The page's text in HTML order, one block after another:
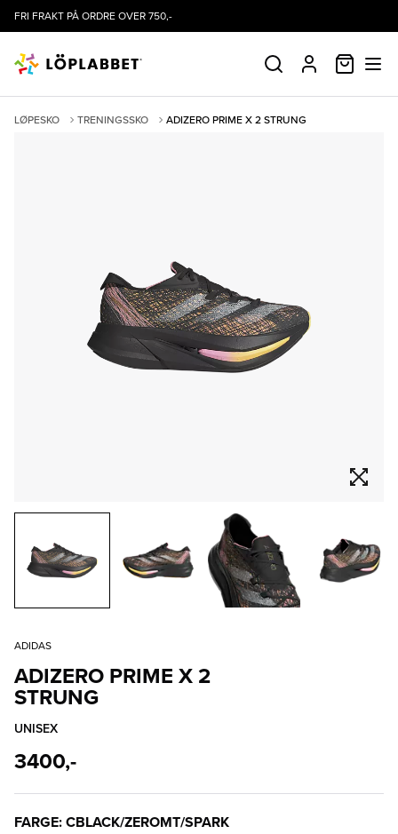
FRI FRAKT PÅ ORDRE OVER 750,-
SØK PROFIL
LØPESKO TRENINGSSKO ADIZERO PRIME X 2 STRUNG
ADIDAS
ADIZERO PRIME X 2
STRUNG
UNISEX
3400,-
FARGE: CBLACK/ZEROMT/SPARK